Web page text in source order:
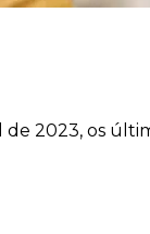
2023, os